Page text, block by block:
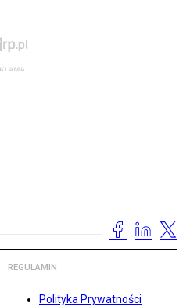
REGULAMIN
Polityka Prywatności